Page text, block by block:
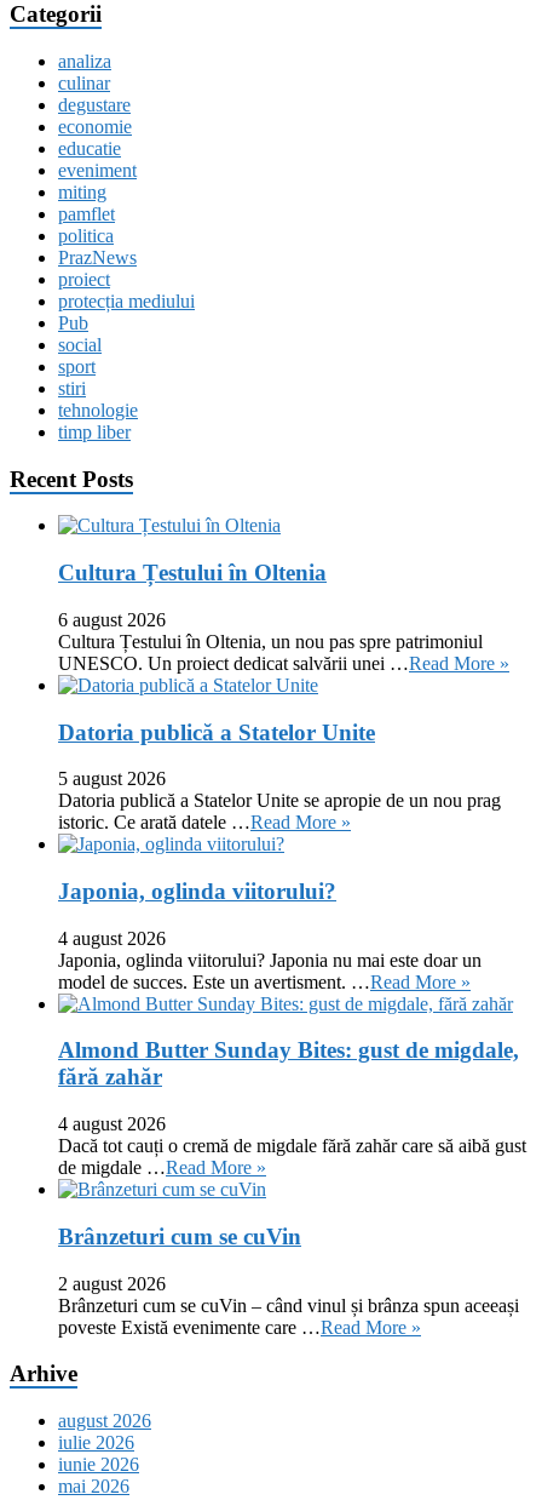
Categorii
analiza
culinar
degustare
economie
educatie
eveniment
miting
pamflet
politica
PrazNews
proiect
protecția mediului
Pub
social
sport
stiri
tehnologie
timp liber
Recent Posts
Cultura Țestului în Oltenia
6 august 2026
Cultura Țestului în Oltenia, un nou pas spre patrimoniul
UNESCO. Un proiect dedicat salvării unei …Read More »
Datoria publică a Statelor Unite
5 august 2026
Datoria publică a Statelor Unite se apropie de un nou prag
istoric. Ce arată datele …Read More »
Japonia, oglinda viitorului?
4 august 2026
Japonia, oglinda viitorului? Japonia nu mai este doar un
model de succes. Este un avertisment. …Read More »
Almond Butter Sunday Bites: gust de migdale,
fără zahăr
4 august 2026
Dacă tot cauți o cremă de migdale fără zahăr care să aibă gust
de migdale …Read More »
Brânzeturi cum se cuVin
2 august 2026
Brânzeturi cum se cuVin – când vinul și brânza spun aceeași
poveste Există evenimente care …Read More »
Arhive
august 2026
iulie 2026
iunie 2026
mai 2026